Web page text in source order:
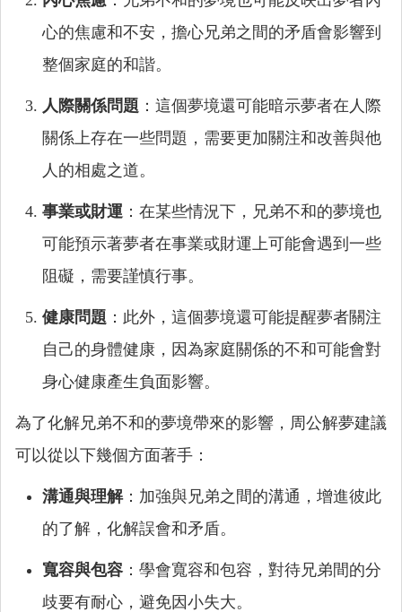
心的焦慮和不安，擔心兄弟之間的矛盾會影響到
整個家庭的和諧。
人際關係問題 ：這個夢境還可能暗示夢者在人際
關係上存在一些問題，需要更加關注和改善與他
人的相處之道。
事業或財運 ：在某些情況下，兄弟不和的夢境也
可能預示著夢者在事業或財運上可能會遇到一些
阻礙，需要謹慎行事。
健康問題 ：此外，這個夢境還可能提醒夢者關注
自己的身體健康，因為家庭關係的不和可能會對
身心健康產生負面影響。
為了化解兄弟不和的夢境帶來的影響，周公解夢建議
可以從以下幾個方面著手：
溝通與理解：加強與兄弟之間的溝通，增進彼此
的了解，化解誤會和矛盾。
寬容與包容 ：學會寬容和包容，對待兄弟間的分
歧要有耐心，避免因小失大。